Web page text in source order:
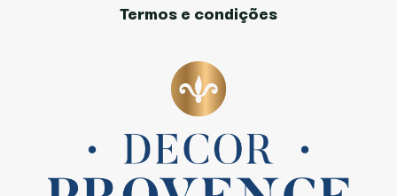
Termos e condições